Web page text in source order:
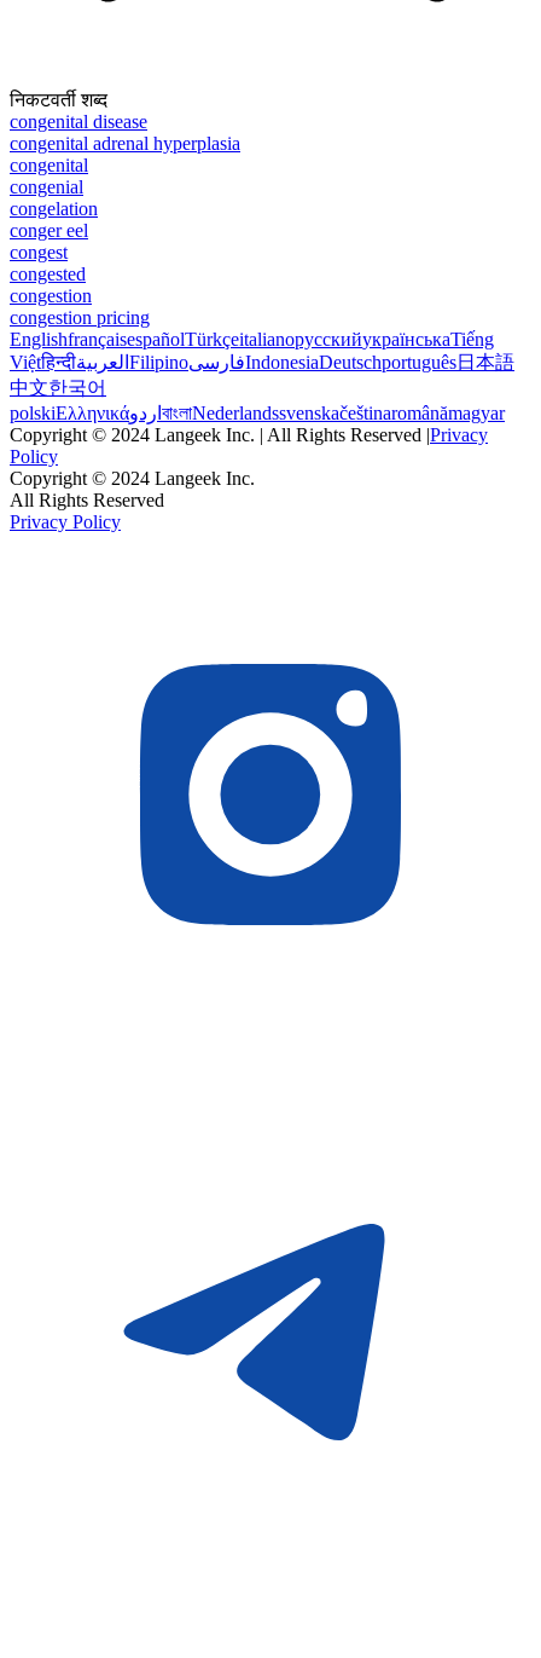
निकटवर्ती शब्द
congenital disease
congenital adrenal hyperplasia
congenital
congenial
congelation
conger eel
congest
congested
congestion
congestion pricing
EnglishfrançaisespañolTürkçeitalianoрусскийукраїнськаTiếng
Việtहिन्दीالعربية FilipinoفارسیIndonesiaDeutschportuguês日本語
中文한국어
polskiΕλληνικάاردو বাংলাNederlandssvenskačeštinaromânămagyar
Copyright © 2024 Langeek Inc. | All Rights Reserved |Privacy
Policy
Copyright © 2024 Langeek Inc.
All Rights Reserved
Privacy Policy